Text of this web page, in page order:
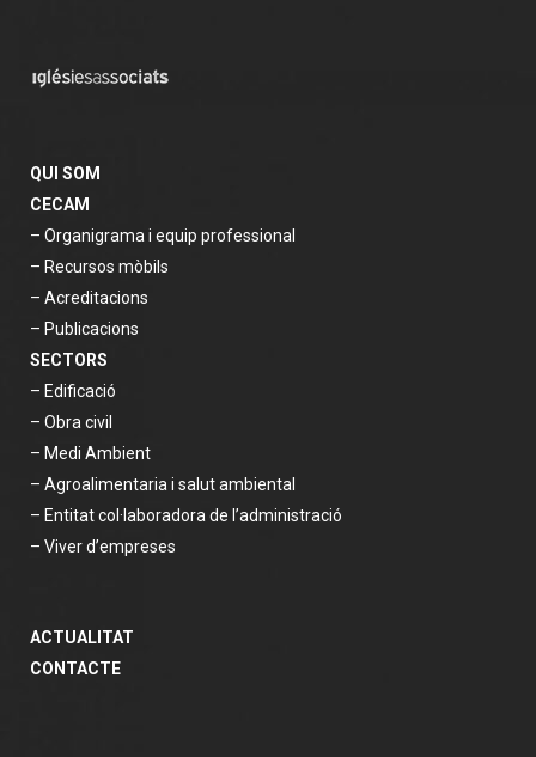
QUI SOM
CECAM
– Organigrama i equip professional
– Recursos mòbils
– Acreditacions
– Publicacions
SECTORS
– Edificació
– Obra civil
– Medi Ambient
– Agroalimentaria i salut ambiental
– Entitat col·laboradora de l’administració
– Viver d’empreses
ACTUALITAT
CONTACTE